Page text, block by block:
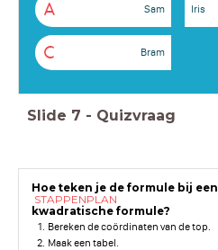
A Sam Iris
C Bram
Slide 7 - Quizvraag
Hoe teken je de formule bij een
STAPPENPLAN
kwadratische formule?
Bereken de coördinaten van de top.
Maak een tabel.